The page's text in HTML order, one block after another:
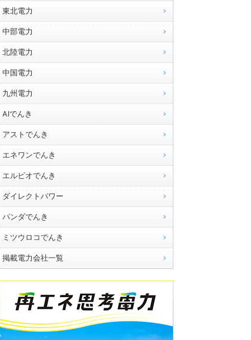
東北電力
中部電力
北陸電力
中国電力
九州電力
AIでんき
アストでんき
エネワンでんき
エルピオでんき
ダイレクトパワー
パンダでんき
ミツウロコでんき
掲載電力会社一覧